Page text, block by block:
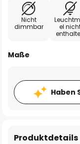
Nicht
dimmbar
el
Maße
Haben
Produktdetails